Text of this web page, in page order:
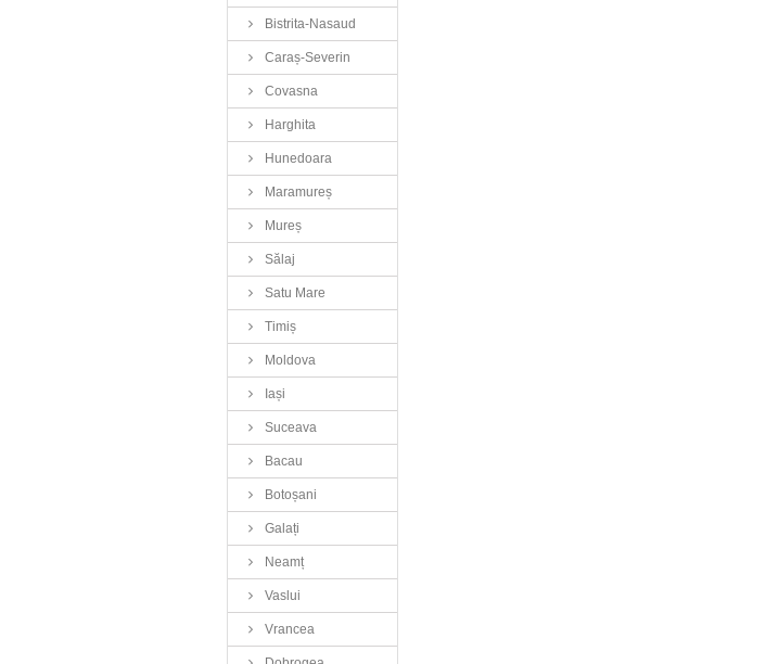
Bistrita-Nasaud
Caraș-Severin
Covasna
Harghita
Hunedoara
Maramureș
Mureș
Sălaj
Satu Mare
Timiș
Moldova
Iași
Suceava
Bacau
Botoșani
Galați
Neamț
Vaslui
Vrancea